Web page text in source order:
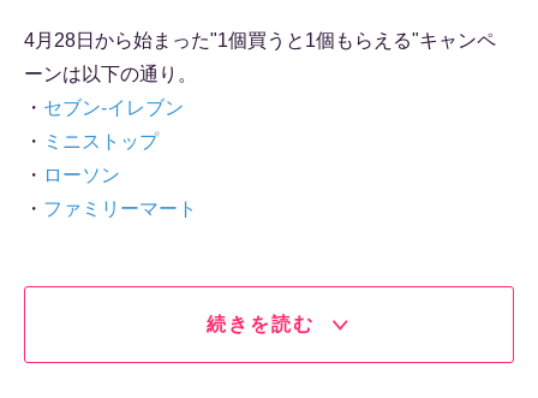
4月28日から始まった"1個買うと1個もらえる"キャンペ
ーンは以下の通り。
・ セブン-イレブン
・ ミニストップ
・ ローソン
・ ファミリーマート
続きを読む